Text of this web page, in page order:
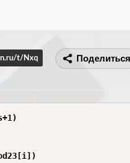
t/Nxq Поделиться